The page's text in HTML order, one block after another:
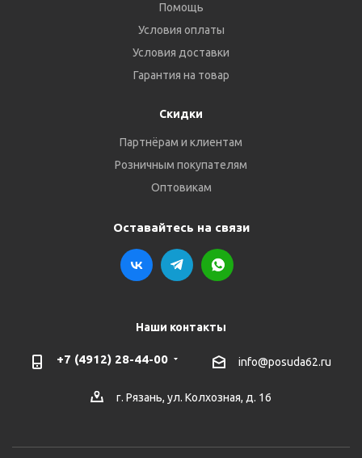
Помощь
Условия оплаты
Условия доставки
Гарантия на товар
Скидки
Партнёрам и клиентам
Розничным покупателям
Оптовикам
Оставайтесь на связи
Наши контакты
+7 (4912) 28-44-00 info@posuda62.ru
г. Рязань, ул. Колхозная, д. 16